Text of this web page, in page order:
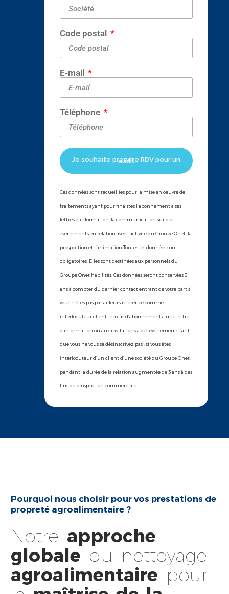
Code postal
E-mail
Téléphone
Je souhaite prendre RDV pour un
audit
Ces données sont recueillies pour la mise en oeuvre de
traitements ayant pour finalités l’abonnement à ses
lettres d’information, la communication sur des
événements en relation avec l’activité du Groupe Onet, la
prospection et l’animation.Toutes les données sont
obligatoires. Elles sont destinées aux personnels du
Groupe Onet habilités. Ces données seront conservées 3
ans à compter du dernier contact entrant de votre part si
vous n’êtes pas par ailleurs référencé comme
interlocuteur client ; en cas d’abonnement à une lettre
d’information ou aux invitations à des événements tant
que vous ne vous se désinscrivez pas ; si vous êtes
interlocuteur d’un client d’une société du Groupe Onet,
pendant la durée de la relation augmentée de 3 ans à des
fins de prospection commerciale.
Pourquoi nous choisir pour vos prestations de
propreté agroalimentaire ?
Notre approche
globale du nettoyage
agroalimentaire pour